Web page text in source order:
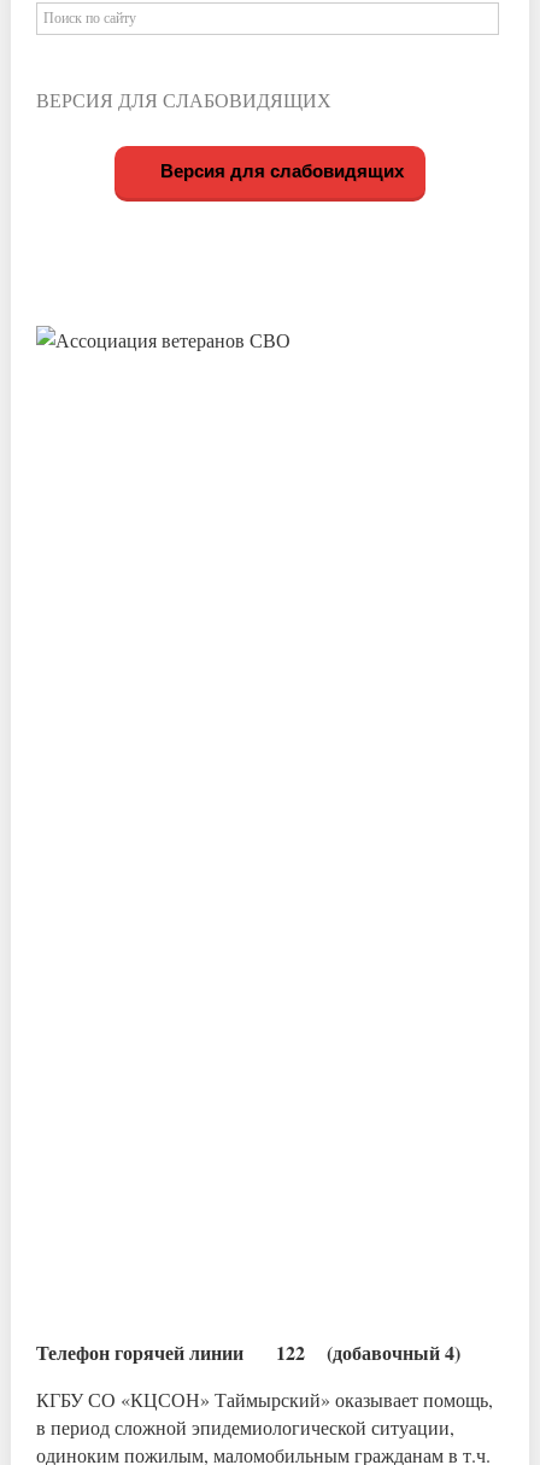
ВЕРСИЯ ДЛЯ СЛАБОВИДЯЩИХ
Версия для слабовидящих
Телефон горячей линии 122 (добавочный 4)
КГБУ СО «КЦСОН» Таймырский» оказывает помощь,
в период сложной эпидемиологической ситуации,
одиноким пожилым, маломобильным гражданам в т.ч.